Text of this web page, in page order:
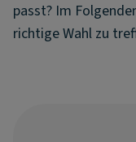
passt? Im
richtige Wahl zu